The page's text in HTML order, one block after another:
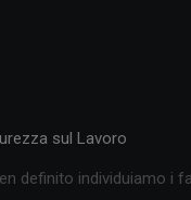
sul Lavoro
definito individuiamo i